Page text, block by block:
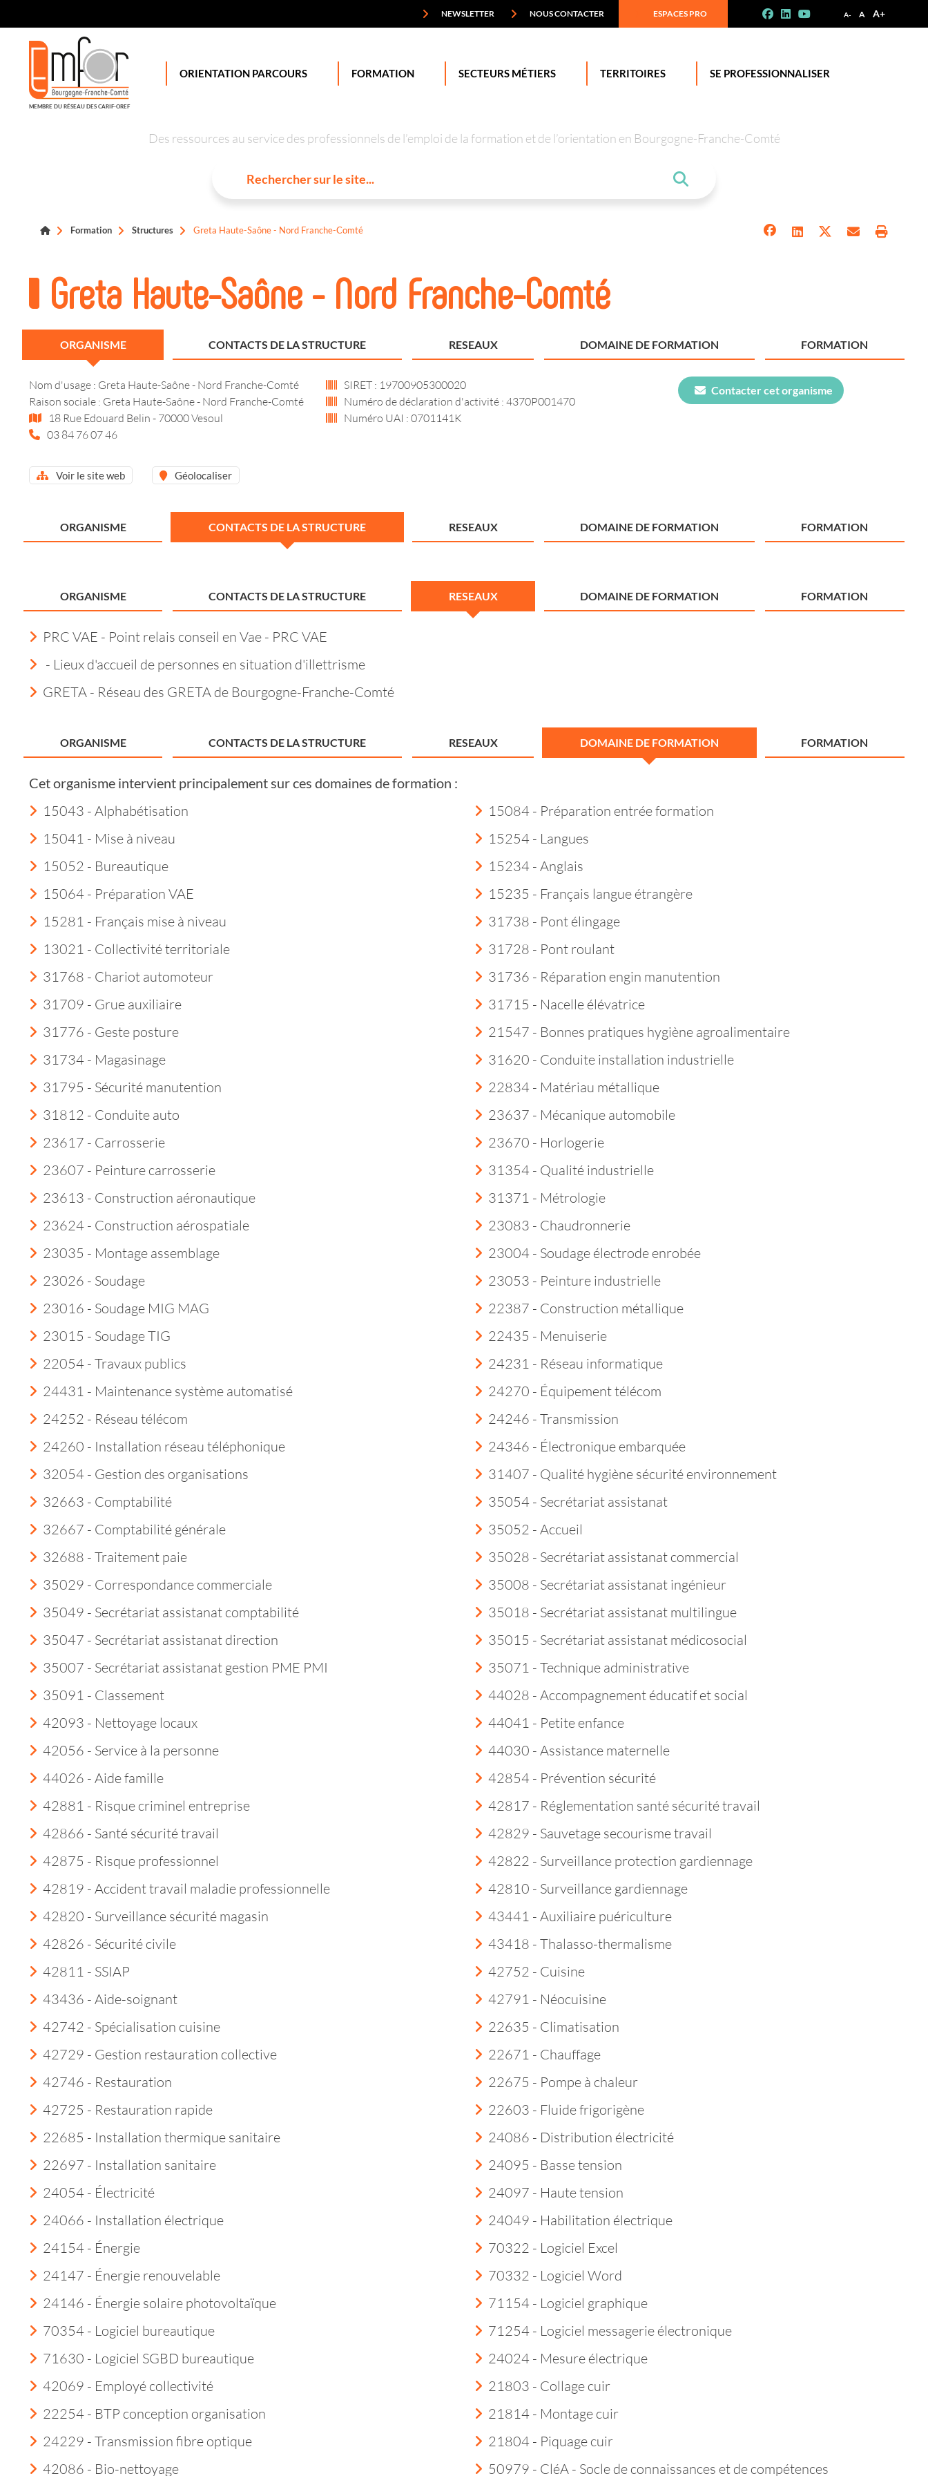
A- A A+
NEWSLETTER NOUS CONTACTER ESPACES PRO
MEMBRE DU RÉSEAU DES CARIF-OREF
ORIENTATION PARCOURS FORMATION SECTEURS MÉTIERS TERRITOIRES SE PROFESSIONNALISER
Des ressources au service des professionnels de l’emploi de la formation et de l’orientation en Bourgogne-Franche-Comté
Formation Structures Greta Haute-Saône - Nord Franche-Comté
Greta Haute-Saône - Nord Franche-Comté
ORGANISME CONTACTS DE LA STRUCTURE RESEAUX DOMAINE DE FORMATION FORMATION
Nom d'usage : Greta Haute-Saône - Nord Franche-Comté
Raison sociale : Greta Haute-Saône - Nord Franche-Comté
18 Rue Edouard Belin - 70000 Vesoul
03 84 76 07 46
SIRET : 19700905300020
Numéro de déclaration d'activité : 4370P001470
Numéro UAI : 0701141K
Voir le site web Géolocaliser
Contacter cet organisme
ORGANISME CONTACTS DE LA STRUCTURE RESEAUX DOMAINE DE FORMATION FORMATION
ORGANISME CONTACTS DE LA STRUCTURE RESEAUX DOMAINE DE FORMATION FORMATION
PRC VAE - Point relais conseil en Vae - PRC VAE
- Lieux d'accueil de personnes en situation d'illettrisme
GRETA - Réseau des GRETA de Bourgogne-Franche-Comté
ORGANISME CONTACTS DE LA STRUCTURE RESEAUX DOMAINE DE FORMATION FORMATION
Cet organisme intervient principalement sur ces domaines de formation :
15043 - Alphabétisation
15041 - Mise à niveau
15052 - Bureautique
15064 - Préparation VAE
15084 - Préparation entrée formation
15254 - Langues
15234 - Anglais
15235 - Français langue étrangère
15281 - Français mise à niveau
13021 - Collectivité territoriale
31768 - Chariot automoteur
31709 - Grue auxiliaire
31738 - Pont élingage
31728 - Pont roulant
31736 - Réparation engin manutention
31715 - Nacelle élévatrice
31776 - Geste posture
31734 - Magasinage
31795 - Sécurité manutention
31812 - Conduite auto
21547 - Bonnes pratiques hygiène agroalimentaire
31620 - Conduite installation industrielle
22834 - Matériau métallique
23637 - Mécanique automobile
23617 - Carrosserie
23607 - Peinture carrosserie
23613 - Construction aéronautique
23624 - Construction aérospatiale
23670 - Horlogerie
31354 - Qualité industrielle
31371 - Métrologie
23083 - Chaudronnerie
23035 - Montage assemblage
23026 - Soudage
23016 - Soudage MIG MAG
23015 - Soudage TIG
23004 - Soudage électrode enrobée
23053 - Peinture industrielle
22387 - Construction métallique
22435 - Menuiserie
22054 - Travaux publics
24431 - Maintenance système automatisé
24252 - Réseau télécom
24260 - Installation réseau téléphonique
24231 - Réseau informatique
24270 - Équipement télécom
24246 - Transmission
24346 - Électronique embarquée
32054 - Gestion des organisations
32663 - Comptabilité
32667 - Comptabilité générale
32688 - Traitement paie
31407 - Qualité hygiène sécurité environnement
35054 - Secrétariat assistanat
35052 - Accueil
35028 - Secrétariat assistanat commercial
35029 - Correspondance commerciale
35049 - Secrétariat assistanat comptabilité
35047 - Secrétariat assistanat direction
35007 - Secrétariat assistanat gestion PME PMI
35008 - Secrétariat assistanat ingénieur
35018 - Secrétariat assistanat multilingue
35015 - Secrétariat assistanat médicosocial
35071 - Technique administrative
35091 - Classement
42093 - Nettoyage locaux
42056 - Service à la personne
44026 - Aide famille
44028 - Accompagnement éducatif et social
44041 - Petite enfance
44030 - Assistance maternelle
42854 - Prévention sécurité
42881 - Risque criminel entreprise
42866 - Santé sécurité travail
42875 - Risque professionnel
42819 - Accident travail maladie professionnelle
42817 - Réglementation santé sécurité travail
42829 - Sauvetage secourisme travail
42822 - Surveillance protection gardiennage
42810 - Surveillance gardiennage
42820 - Surveillance sécurité magasin
42826 - Sécurité civile
42811 - SSIAP
43436 - Aide-soignant
43441 - Auxiliaire puériculture
43418 - Thalasso-thermalisme
42752 - Cuisine
42791 - Néocuisine
42742 - Spécialisation cuisine
42729 - Gestion restauration collective
42746 - Restauration
42725 - Restauration rapide
22635 - Climatisation
22671 - Chauffage
22675 - Pompe à chaleur
22603 - Fluide frigorigène
22685 - Installation thermique sanitaire
22697 - Installation sanitaire
24054 - Électricité
24066 - Installation électrique
24086 - Distribution électricité
24095 - Basse tension
24097 - Haute tension
24049 - Habilitation électrique
24154 - Énergie
24147 - Énergie renouvelable
24146 - Énergie solaire photovoltaïque
70354 - Logiciel bureautique
70322 - Logiciel Excel
70332 - Logiciel Word
71154 - Logiciel graphique
71254 - Logiciel messagerie électronique
71630 - Logiciel SGBD bureautique
42069 - Employé collectivité
22254 - BTP conception organisation
24229 - Transmission fibre optique
24024 - Mesure électrique
21803 - Collage cuir
21814 - Montage cuir
21804 - Piquage cuir
42086 - Bio-nettoyage
50979 - CléA - Socle de connaissances et de compétences